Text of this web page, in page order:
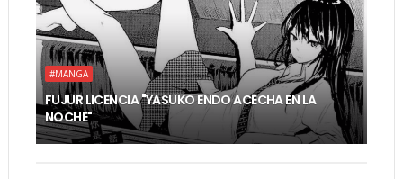
#MANGA
FUJUR LICENCIA "YASUKO ENDO ACECHA EN LA
NOCHE"